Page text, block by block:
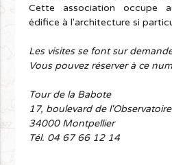
Cette association occupe
édifice à l'architecture si
Les visites se font sur
Vous pouvez réserver à ce
Tour de la Babote
17, boulevard de l'Observatoire
34000 Montpellier
Tél. 04 67 66 12 14